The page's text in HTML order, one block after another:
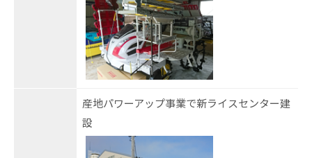
産地パワーアップ事業で新ライスセンター建
設